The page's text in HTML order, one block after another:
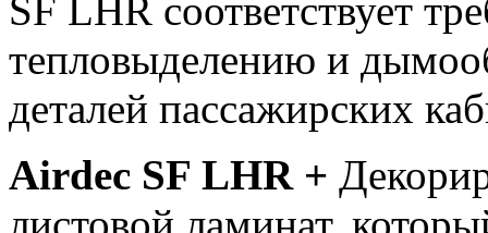
SF LHR соответствует
тепловыделению и
деталей пассажирских
Airdec SF LHR +
листовой ламинат,